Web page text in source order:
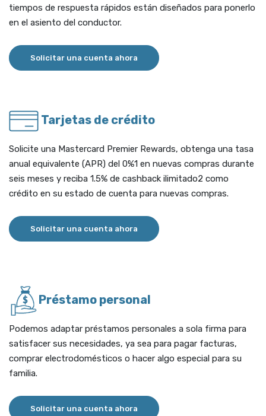
tiempos de respuesta rápidos están diseñados para ponerlo
en el asiento del conductor.
Solicitar una cuenta ahora (Opens in a new Window)
Tarjetas de crédito
Solicite una Mastercard Premier Rewards, obtenga una tasa
anual equivalente (APR) del 0%1 en nuevas compras durante
seis meses y reciba 1.5% de cashback ilimitado2 como
crédito en su estado de cuenta para nuevas compras.
Solicitar una cuenta ahora (Opens in a new Window)
Préstamo personal
Podemos adaptar préstamos personales a sola firma para
satisfacer sus necesidades, ya sea para pagar facturas,
comprar electrodomésticos o hacer algo especial para su
familia.
Solicitar una cuenta ahora (Opens in a new Window)